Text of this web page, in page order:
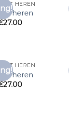
Toevoegen
HEREN
heren
27.00
Toevoegen
HEREN
heren
27.00